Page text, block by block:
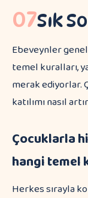
07Sık
Ebeveynler
temel kuralları,
merak ediyorlar.
katılımı nasıl
Çocuklarla
hangi temel
Herkes sırayla